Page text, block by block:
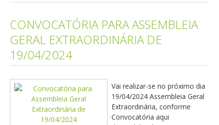
CONVOCATÓRIA PARA ASSEMBLEIA
GERAL EXTRAORDINÁRIA DE
19/04/2024
Vai realizar-se no próximo dia
19/04/2024 Assembleia Geral
Extraordinária, conforme
Convocatória aqui